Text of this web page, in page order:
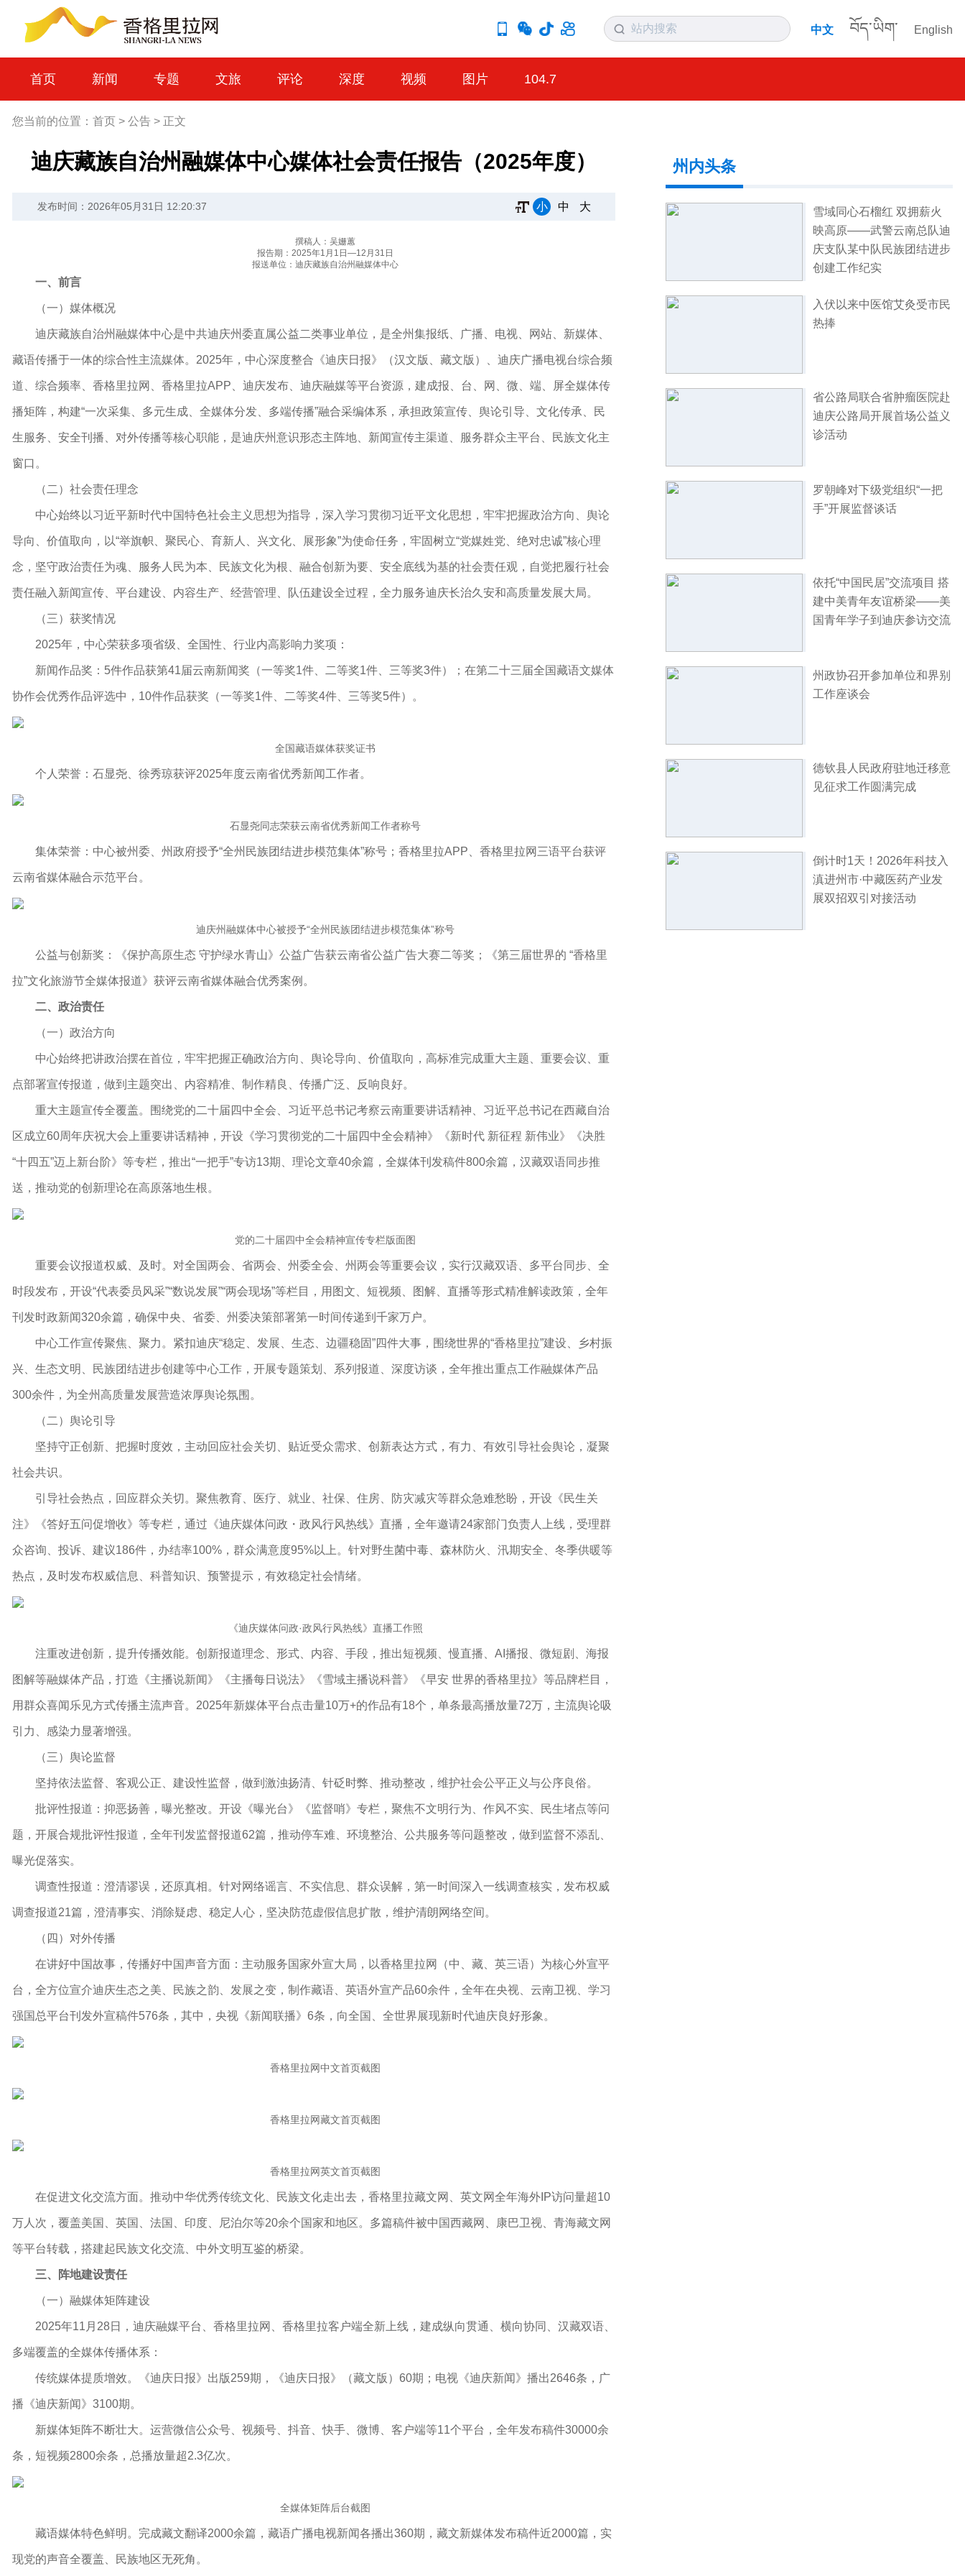
中文 བོད་ཡིག་ English
首页 新闻 专题 文旅 评论 深度 视频 图片 104.7
您当前的位置： 首页 > 公告 > 正文
迪庆藏族自治州融媒体中心媒体社会责任报告（2025年度）
发布时间：2026年05月31日 12:20:37 小 中 大
撰稿人：吴姗蕙
报告期：2025年1月1日—12月31日
报送单位：迪庆藏族自治州融媒体中心
一、前言
（一） 媒体概况
迪庆藏族自治州融媒体中心是中共迪庆州委直属公益二类事业单位，是全州集报纸、广播、电视、网站、新媒体、
藏语传播于一体的综合性主流媒体。2025年，中心深度整合《迪庆日报》（汉文版、藏文版）、迪庆广播电视台综合频
道、综合频率、香格里拉网、香格里拉APP、迪庆发布、迪庆融媒等平台资源，建成报、台、网、微、端、屏全媒体传
播矩阵，构建“一次采集、多元生成、 全媒体分发、 多端传播”融合采编体系，承担政策宣传、舆论引导、文化传承、民
生服务、安全刊播、对外传播等核心职能，是迪庆州意识形态主阵地、新闻宣传主渠道、服务群众主平台、民族文化主
窗口。
（ 二 ） 社会责任理念
中心始终以习近平新时代中国特色社会主义思想为指导，深入学习贯彻习近平文化思想 ， 牢牢把握政治方向、舆论
导向 价值取向 ， 以“举旗帜、聚民心、育新人、兴文化、展形象”为使命任务，牢固树立“党媒姓党、绝对忠诚”核心理
念，坚守政治责任为魂、服务人民为本、民族文化为根、融合创新为要、安全底线为基的社会责任观，自觉把履行社会
责任融入新闻宣传、平台建设、内容生产、经营管理、队伍建设全过程，全力服务迪庆长治久安和高质量发展大局。
（三） 获奖情况
2025年，中心荣获多项省级、全国性、行业内高影响力奖项：
新闻作品奖：5件作品获第41届云南新闻奖（一等奖1件、二等奖1件、三等奖3件） ； 在第二十三届全国藏语文媒体
协作会优秀作品评选中，10件作品获奖（一等奖1件、二等奖4件、三等奖5件） 。
全国藏语媒体获奖证书
个人荣誉：石显尧、徐秀琼获评2025年度云南省优秀新闻工作者。
石显尧同志荣获云南省优秀新闻工作者称号
集体荣誉：中心被州委、州政府授予“全州民族团结进步模范集体”称号；香格里拉APP、香格里拉网三语平台获评
云南省媒体融合示范平台。
迪庆州融媒体中心被授予“全州民族团结进步模范集体”称号
公益与创新奖 ：《保护高原生态 守护绿水青山》 公益广告获云南省公益广告大赛二等奖；《第三届世界的 “香格里
拉”文化旅游节全媒体报道》获评云南省媒体融合优秀案例。
二、政治责任
（一）政治方向
中心始终把讲政治摆在首位，牢牢把握正确政治方向、舆论导向、价值取向，高标准完成重大主题、重要会议、重
点部署宣传报道，做到主题突出、内容精准、制作精良、传播广泛、反响良好。
重大主题宣传全覆盖。围绕党的二十届四中全会、习近平总书记考察云南重要讲话精神、习近平总书记在西藏自治
区成立60周年庆祝大会上重要讲话精神，开设《学习贯彻党的二十届四中全会精神》《新时代 新征程 新伟业》《决胜
“十四五”迈上新台阶》等专栏，推出“一把手”专访13期、理论文章40余篇，全媒体刊发稿件800余篇，汉藏双语同步推
送，推动党的创新理论在高原落地生根。
党的二十届四中全会精神宣传专栏版面图
重要会议报道权威 及时。对全国两会、省两会、 州委全会 州两会等重要会议，实行汉藏双语、多平台同步、全
时段发布，开设“代表委员风采”“数说发展”“两会现场”等栏目，用图文、短视频、图解、直播等形式精准解读政策，全年
刊发时政新闻320余篇，确保中央、省委、州委决策部署第一时间传递到千家万户。
中心工作宣传聚焦 聚力。紧扣迪庆“稳定 发展、生态、边疆稳固”四件大事，围绕世界的“香格里拉”建设、乡村振
兴、生态文明、民族团结进步创建等中心工作，开展专题策划、系列报道、深度访谈，全年推出重点工作融媒体产品
300余件，为全州高质量发展营造浓厚舆论氛围。
（二）舆论引导
坚持守正创新、把握时度效，主动回应社会关切、贴近受众需求、创新表达方式，有力 有效引导社会舆论，凝聚
社会共识。
引导社会热点，回应群众关切。聚焦教育、医疗、就业、社保、住房、防灾减灾等群众急难愁盼，开设《民生关
注》《答好五问促增收》等专栏，通过《迪庆媒体问政・政风行风热线》直播，全年邀请24家部门负责人上线，受理群
众咨询、投诉、建议186件，办结率100%，群众满意度95%以上。针对野生菌中毒、森林防火、汛期安全、冬季供暖等
热点，及时发布权威信息、科普知识、预警提示，有效稳定社会情绪。
《迪庆媒体问政·政风行风热线》直播工作照
注重改进创新，提升传播效能。创新报道理念、形式、内容、手段，推出短视频、慢直播、AI播报、微短剧、海报
图解等融媒体产品，打造《主播说新闻》《主播每日说法》《雪域主播说科普》《早安 世界的香格里拉》等品牌栏目，
用群众喜闻乐见方式传播主流声音。2025年新媒体平台 点击量10万+的作品有18个，单条最高播放量72万，主流舆论吸
引力、感染力显著增强。
（三）舆论监督
坚持依法监督、客观公正、建设性监督，做到激浊扬清、针砭时弊、推动整改，维护社会公平正义与公序良俗。
批评性报道：抑恶扬善，曝光整改。开设《曝光台》《监督哨》专栏，聚焦不文明行为、作风不实、民生堵点等问
题，开展合规批评性报道，全年刊发监督报道62篇，推动停车难、环境整治、公共服务等问题整改，做到监督不添乱、
曝光促落实。
调查性报道：澄清谬误，还原真相。针对网络谣言、不实信息、群众误解，第一时间深入一线调查核实，发布权威
调查报道21篇，澄清事实、消除疑虑、稳定人心，坚决防范虚假信息扩散，维护清朗网络空间。
（四）对外传播
在讲好中国故事，传播好中国声音方面 ： 主动服务国家外宣大局，以香格里拉网（中、藏、英三语）为核心外宣平
台，全方位宣介迪庆生态之美、民族之韵、发展之变，制作藏语、英语外宣产品60余件，全年在央视、云南卫视、学习
强国总平台刊发外宣稿件576条，其中 ， 央视《新闻联播》6条，向全国、全世界展现新时代迪庆良好形象。
香格里拉网中文首页截图
香格里拉网藏文首页截图
香格里拉网英文首页截图
在促进文化交流方面。推动中华优秀传统文化、民族文化走出去，香格里拉藏文网、英文网全年海外IP访问量超10
万人次，覆盖美国、英国、法国、印度、尼泊尔等20余个国家和地区。多篇稿件被中国西藏网、康巴卫视、青海藏文网
等平台转载，搭建起民族文化交流、中外文明互鉴的桥梁。
三、阵地建设责任
（一）融媒体矩阵建设
2025年11月28日，迪庆融媒平台、香格里拉网、香格里拉客户端全新上线，建成纵向贯通、横向协同、汉藏双语、
多端覆盖的全媒体传播体系：
传统媒体提质增效。《迪庆日报》出版259期， 《迪庆日报》 （藏文版 ） 60期；电视《迪庆新闻》播出2646条，广
播《迪庆新闻》3100期。
新媒体矩阵不断壮大。运营微信公众号、视频号、抖音、快手、微博、客户端等11个平台，全年发布稿件30000余
条，短视频2800余条，总播放量超2.3亿次。
全媒体矩阵后台截图
藏语媒体特色鲜明。完成藏文翻译2000余篇，藏语广播电视新闻各播出360期，藏文新媒体发布稿件近2000篇，实
现党的声音全覆盖、民族地区无死角。
州内头条
雪域同心石榴红 双拥薪火
映高原——武警云南总队迪
庆支队某中队民族团结进步
创建工作纪实
入伏以来中医馆艾灸受市民
热捧
省公路局联合省肿瘤医院赴
迪庆公路局开展首场公益义
诊活动
罗朝峰对下级党组织“一把
手”开展监督谈话
依托“中国民居”交流项目 搭
建中美青年友谊桥梁——美
国青年学子到迪庆参访交流
州政协召开参加单位和界别
工作座谈会
德钦县人民政府驻地迁移意
见征求工作圆满完成
倒计时1天！2026年科技入
滇进州市·中藏医药产业发
展双招双引对接活动